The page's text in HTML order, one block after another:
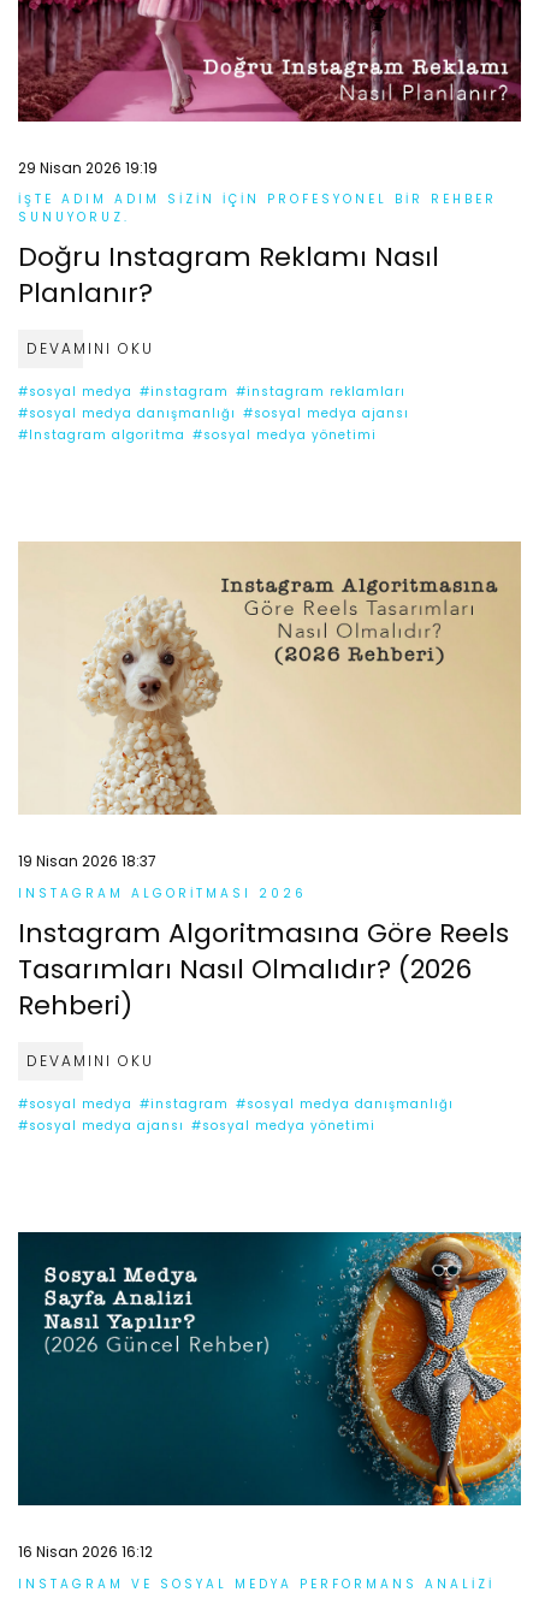
29 Nisan 2026 19:19
İŞTE ADIM ADIM SIZIN IÇIN PROFESYONEL BIR REHBER
SUNUYORUZ.
Doğru Instagram Reklamı Nasıl
Planlanır?
DEVAMINI OKU
#sosyal medya #instagram #instagram reklamları
#sosyal medya danışmanlığı #sosyal medya ajansı
#Instagram algoritma #sosyal medya yönetimi
19 Nisan 2026 18:37
INSTAGRAM ALGORITMASI 2026
Instagram Algoritmasına Göre Reels
Tasarımları Nasıl Olmalıdır? (2026
Rehberi)
DEVAMINI OKU
#sosyal medya #instagram #sosyal medya danışmanlığı
#sosyal medya ajansı #sosyal medya yönetimi
16 Nisan 2026 16:12
INSTAGRAM VE SOSYAL MEDYA PERFORMANS ANALIZI